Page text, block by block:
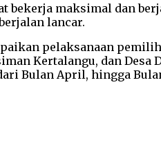
bekerja maksimal dan
lancar.
pelaksanaan
Kertalangu, dan Desa
Bulan April, hingga